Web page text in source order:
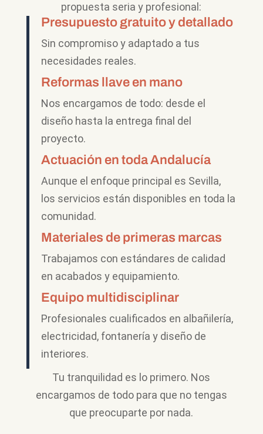
propuesta seria y profesional:
Presupuesto gratuito y detallado
Sin compromiso y adaptado a tus
necesidades reales.
Reformas llave en mano
Nos encargamos de todo: desde el
diseño hasta la entrega final del
proyecto.
Actuación en toda Andalucía
Aunque el enfoque principal es Sevilla,
los servicios están disponibles en toda la
comunidad.
Materiales de primeras marcas
Trabajamos con estándares de calidad
en acabados y equipamiento.
Equipo multidisciplinar
Profesionales cualificados en albañilería,
electricidad, fontanería y diseño de
interiores.
Tu tranquilidad es lo primero. Nos
encargamos de todo para que no tengas
que preocuparte por nada.